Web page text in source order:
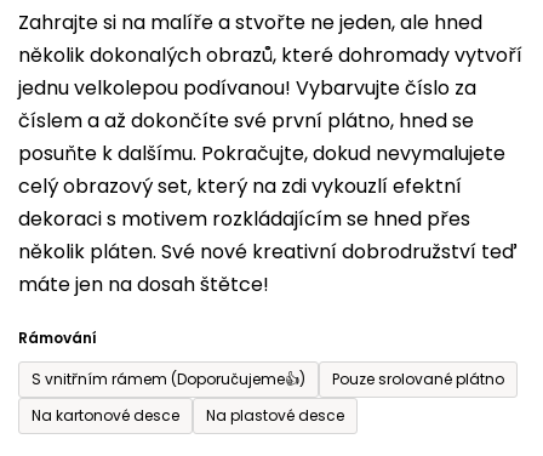
Zahrajte si na malíře a stvořte ne jeden, ale hned
několik dokonalých obrazů, které dohromady vytvoří
jednu velkolepou podívanou! Vybarvujte číslo za
číslem a až dokončíte své první plátno, hned se
posuňte k dalšímu. Pokračujte, dokud nevymalujete
celý obrazový set, který na zdi vykouzlí efektní
dekoraci s motivem rozkládajícím se hned přes
několik pláten. Své nové kreativní dobrodružství teď
máte jen na dosah štětce!
Rámování
S vnitřním rámem (Doporučujeme👍)
Pouze srolované plátno
Na kartonové desce
Na plastové desce
produktu
je
0,0
z
5
hvězdiček.